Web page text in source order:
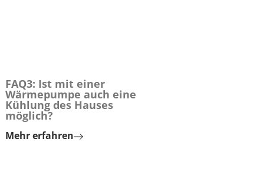
FAQ3: Ist mit einer
Wärmepumpe auch eine
Kühlung des Hauses
möglich?
Mehr erfahren